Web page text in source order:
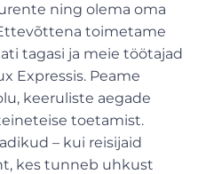
ning olema oma
toimetame
tagasi ja meie töötajad
Expressis. Peame
keeruliste aegade
toetamist.
– kui reisijaid
kes tunneb uhkust